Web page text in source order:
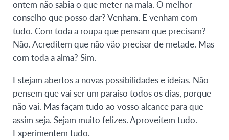
ontem não sabia o que meter na mala. O melhor
conselho que posso dar? Venham. E venham com
tudo. Com toda a roupa que pensam que precisam?
Não. Acreditem que não vão precisar de metade. Mas
com toda a alma? Sim.
Estejam abertos a novas possibilidades e ideias. Não
pensem que vai ser um paraíso todos os dias, porque
não vai. Mas façam tudo ao vosso alcance para que
assim seja. Sejam muito felizes. Aproveitem tudo.
Experimentem tudo.